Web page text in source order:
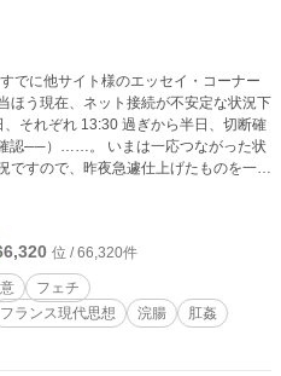
ほう現在、ネット接続が不安定な状況下
それぞれ 13:30 過ぎから半日、切断確
認──）……。 いまは一応つながった状
ですので、昨夜急遽仕上げたものを一挙
で、……という事態はやはり避けたいで
後編のエロ部分、もうちょっと推敲さ
未完の（自分では）大作になる予定の
結した合意モノも一作ぐらいは、
能大賞』へ向け鋭意執筆中だった凌辱
……。ということで、同賞にはこの作品
することに 意義 感じちゃってるみた
位 / 66,320件
フェチ
フランス現代思想 浣腸
肛姦